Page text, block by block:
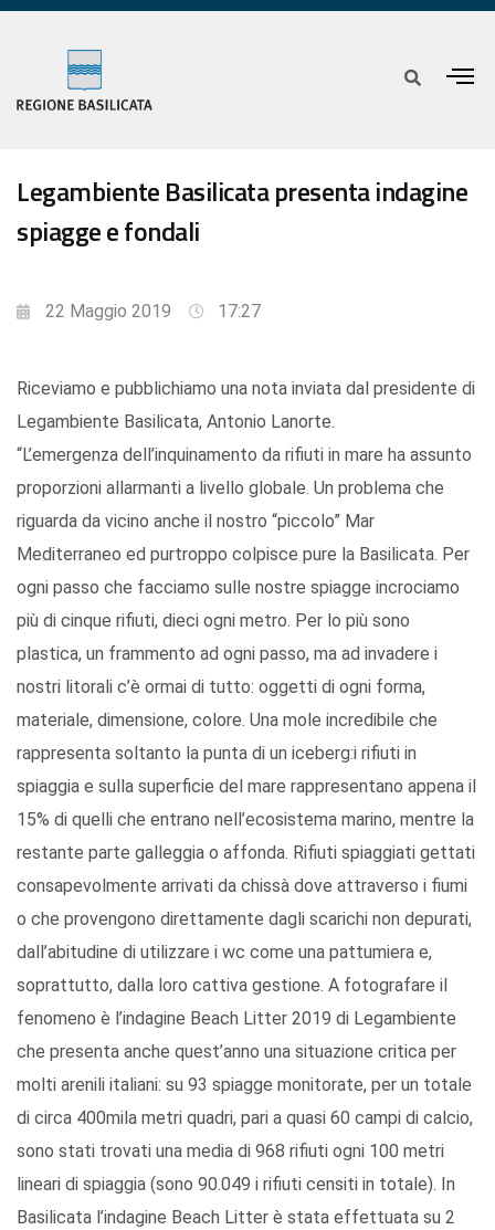
Legambiente Basilicata presenta indagine
spiagge e fondali
22 Maggio 2019 17:27
Riceviamo e pubblichiamo una nota inviata dal presidente di
Legambiente Basilicata, Antonio Lanorte.
“L’emergenza dell’inquinamento da rifiuti in mare ha assunto
proporzioni allarmanti a livello globale. Un problema che
riguarda da vicino anche il nostro “piccolo” Mar
Mediterraneo ed purtroppo colpisce pure la Basilicata. Per
ogni passo che facciamo sulle nostre spiagge incrociamo
più di cinque rifiuti, dieci ogni metro. Per lo più sono
plastica, un frammento ad ogni passo, ma ad invadere i
nostri litorali c’è ormai di tutto: oggetti di ogni forma,
materiale, dimensione, colore. Una mole incredibile che
rappresenta soltanto la punta di un iceberg:i rifiuti in
spiaggia e sulla superficie del mare rappresentano appena il
15% di quelli che entrano nell’ecosistema marino, mentre la
restante parte galleggia o affonda. Rifiuti spiaggiati gettati
consapevolmente arrivati da chissà dove attraverso i fiumi
o che provengono direttamente dagli scarichi non depurati,
dall’abitudine di utilizzare i wc come una pattumiera e,
soprattutto, dalla loro cattiva gestione. A fotografare il
fenomeno è l’indagine Beach Litter 2019 di Legambiente
che presenta anche quest’anno una situazione critica per
molti arenili italiani: su 93 spiagge monitorate, per un totale
di circa 400mila metri quadri, pari a quasi 60 campi di calcio,
sono stati trovati una media di 968 rifiuti ogni 100 metri
lineari di spiaggia (sono 90.049 i rifiuti censiti in totale). In
Basilicata l’indagine Beach Litter è stata effettuata su 2